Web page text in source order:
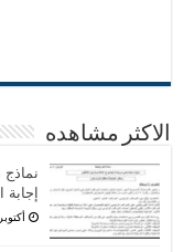
الاكثر مشاهده
إجابة
أكتوبر 21, 2022